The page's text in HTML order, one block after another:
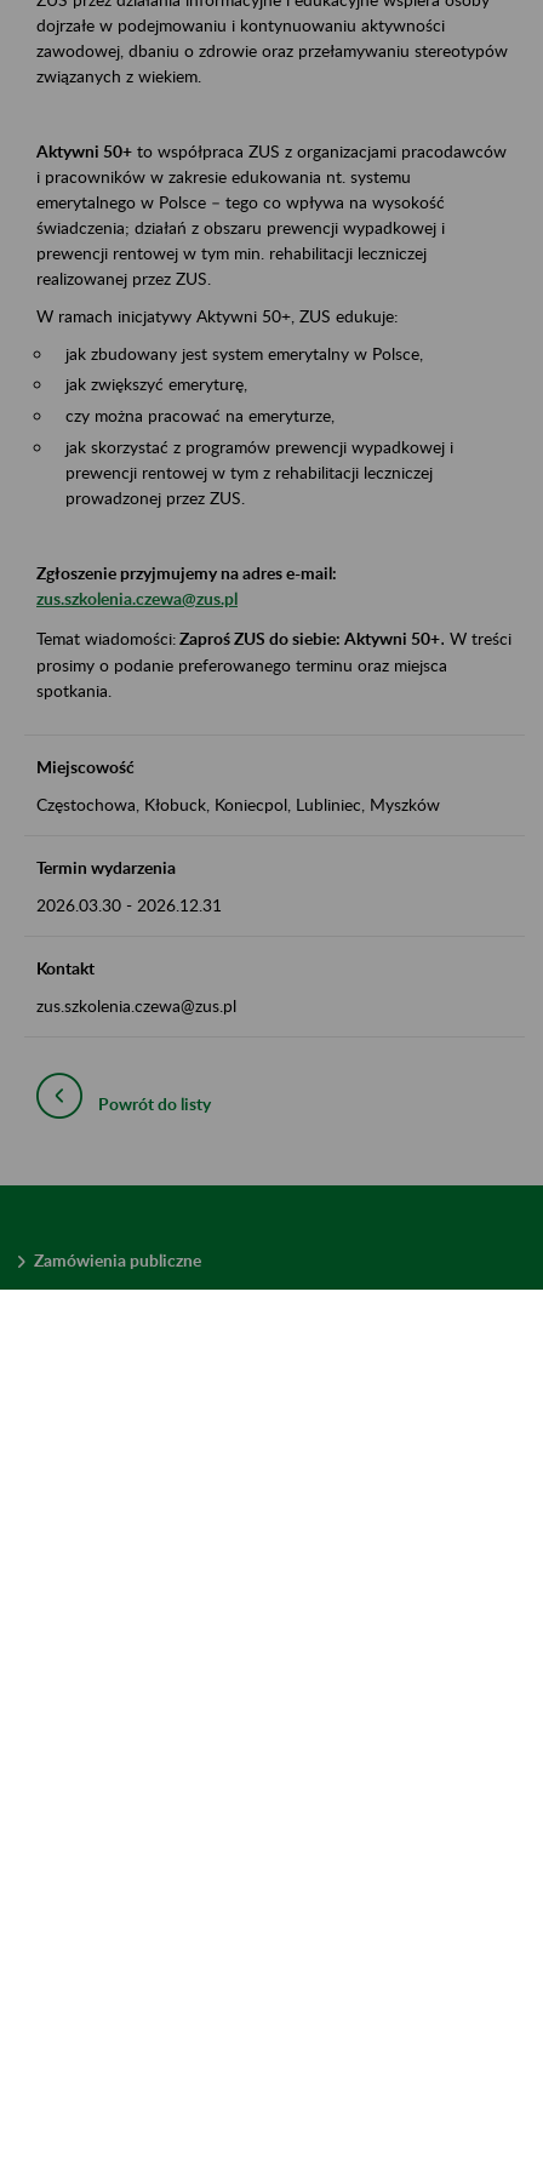
dojrzałe w podejmowaniu i kontynuowaniu aktywności
zawodowej, dbaniu o zdrowie oraz przełamywaniu stereotypów
związanych z wiekiem.
Aktywni 50+ to współpraca ZUS z organizacjami pracodawców
i pracowników w zakresie edukowania nt. systemu
emerytalnego w Polsce – tego co wpływa na wysokość
świadczenia; działań z obszaru prewencji wypadkowej i
prewencji rentowej w tym min. rehabilitacji leczniczej
realizowanej przez ZUS.
W ramach inicjatywy Aktywni 50+, ZUS edukuje:
jak zbudowany jest system emerytalny w Polsce,
jak zwiększyć emeryturę,
czy można pracować na emeryturze,
jak skorzystać z programów prewencji wypadkowej i
prewencji rentowej w tym z rehabilitacji leczniczej
prowadzonej przez ZUS.
Zgłoszenie przyjmujemy na adres e-mail:
zus.szkolenia.czewa@zus.pl
Temat wiadomości:Zaproś ZUS do siebie: Aktywni 50+. W treści
prosimy o podanie preferowanego terminu oraz miejsca
spotkania.
Miejscowość
Częstochowa, Kłobuck, Koniecpol, Lubliniec, Myszków
Termin wydarzenia
2026.03.30 - 2026.12.31
Kontakt
zus.szkolenia.czewa@zus.pl
Powrót do listy
Zamówienia publiczne